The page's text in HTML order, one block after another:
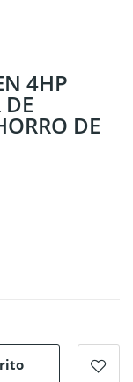
4HP
DE